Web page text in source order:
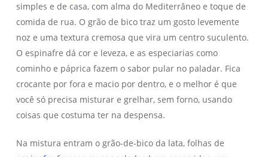
simples e de casa, com alma do Mediterrâneo e toque de
comida de rua. O grão de bico traz um gosto levemente
noz e uma textura cremosa que vira um centro suculento.
O espinafre dá cor e leveza, e as especiarias como
cominho e páprica fazem o sabor pular no paladar. Fica
crocante por fora e macio por dentro, e o melhor é que
você só precisa misturar e grelhar, sem forno, usando
coisas que costuma ter na despensa.
Na mistura entram o grão-de-bico da lata, folhas de